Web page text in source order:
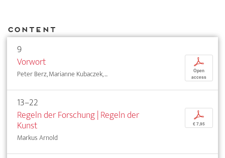
Content
9
Vorwort
Peter Berz, Marianne Kubaczek, ...
p
Open
access
13–22
Regeln der Forschung | Regeln der
Kunst
Markus Arnold
p
€ 7,95